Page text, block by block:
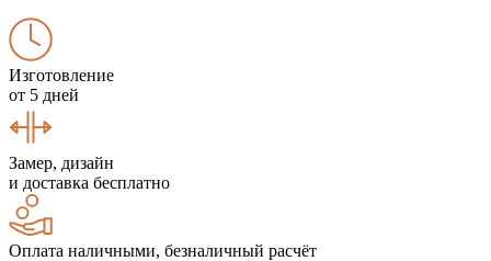
Изготовление
от 5 дней
Замер, дизайн
и доставка бесплатно
Оплата наличными, безналичный расчёт